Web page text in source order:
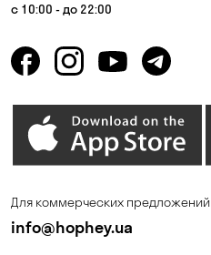
с 10:00 - до 22:00
Для коммерческих предложений
info@hophey.ua